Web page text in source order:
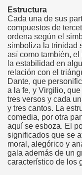
Estructura
Cada una de sus
compuestos de
ordena según el
simboliza la trinidad
así como también,
la estabilidad en
relación con el
Dante, que
a la fe, y Virgilio,
tres versos y cada
y tres cantos. La
comedia, por otra
aquí se esboza. El
significados que se
moral, alegórico y
gala además de un
característico de los